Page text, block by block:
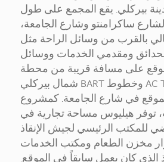
بيركلي. يقع المجمع على طول
ساكرامنتو وشارع الجامعة،
بالقرب من وسائل الراحة مثل
ومقدمي الخدمات ووسائل
على مسافة قريبة من محطة
شمال بيركلي BART وخطوط AC Transit الرئيسية
في شارع الجامعة. كمشروع
توفر هيليوس مساحة تجارية في
للمكتب الرئيسي لجيش الإنقاذ
مخزن الطعام ومكتب الخدمات
الذي كان يعمل سابقاً في الموقع.